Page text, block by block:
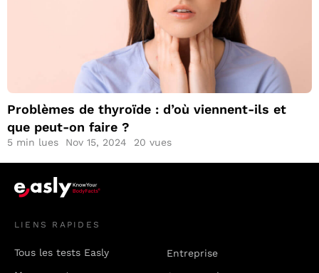
Problèmes de
thyroïde : d’où
viennent-ils et que
peut-on faire ?
Problèmes de thyroïde : d’où viennent-ils et
que peut-on faire ?
5 min lues Nov 15, 2024 20 vues
LIENS RAPIDES
Tous les tests Easly
Entreprise